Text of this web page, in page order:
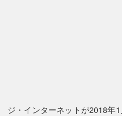
ジ・インターネットが2018年